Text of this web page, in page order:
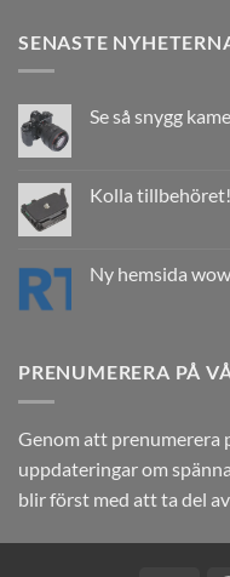
SENASTE
Se så snygg
Kolla
Ny hemsida wow
PRENUMERERA PÅ
Genom att prenumerera
uppdateringar om
blir först med att ta del